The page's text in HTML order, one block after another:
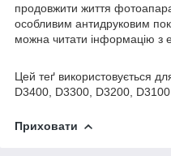
продовжити життя
особливим антидруковим
можна читати інформацію з
Цей теґ використовується
D3400, D3300, D3200, D3100
Приховати